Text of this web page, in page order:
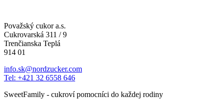
Považský cukor a.s.
Cukrovarská 311 / 9
Trenčianska Teplá
914 01
info.sk@nordzucker.com
Tel: +421 32 6558 646
SweetFamily - cukroví pomocníci do každej rodiny